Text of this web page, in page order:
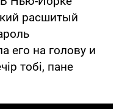
расшитый
его на голову и
тобі, пане